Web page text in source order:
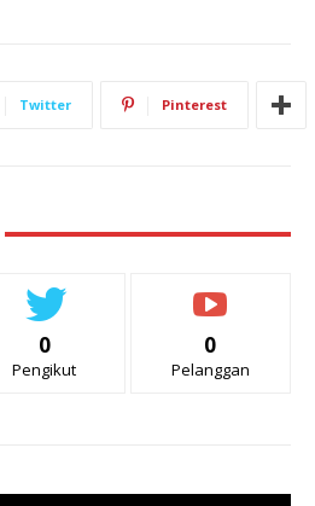
Twitter Pinterest
0
Pengikut
0
Pelanggan